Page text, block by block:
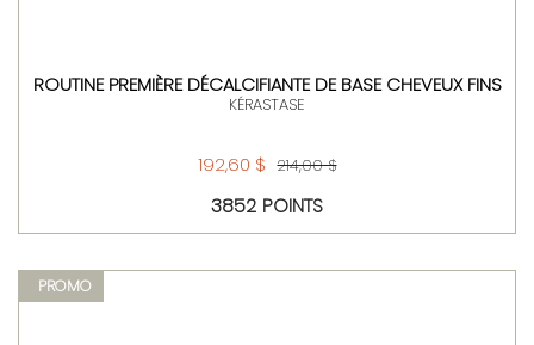
ROUTINE PREMIÈRE DÉCALCIFIANTE DE BASE CHEVEUX FINS
KÉRASTASE
192,60 $ 214,00 $
3852 POINTS
PROMO